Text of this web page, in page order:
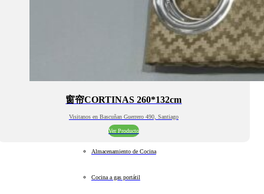
窗帘CORTINAS 260*132cm
Visitanos en Bascuñan Guerrero 490, Santiago
Ver Producto
Almacenamiento de Cocina
Cocina a gas portátil